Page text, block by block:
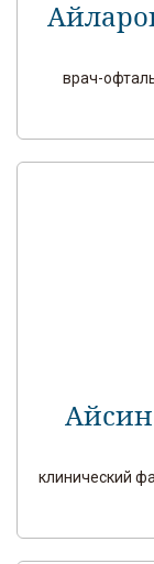
врач-
клинический